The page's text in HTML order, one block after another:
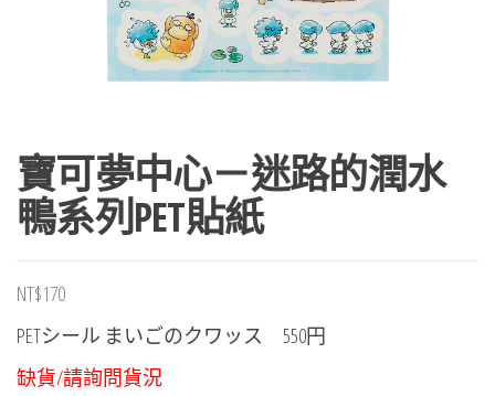
寶可夢中心－迷路的潤水
鴨系列PET貼紙
NT$170
PETシール まいごのクワッス 550円
缺貨/請詢問貨況